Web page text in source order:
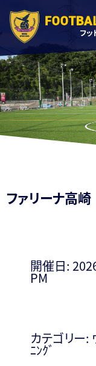
ファリーナ高
開催日:
PM
カテゴリー:
ﾆﾝｸﾞ